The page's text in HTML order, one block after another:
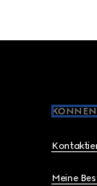
Meine